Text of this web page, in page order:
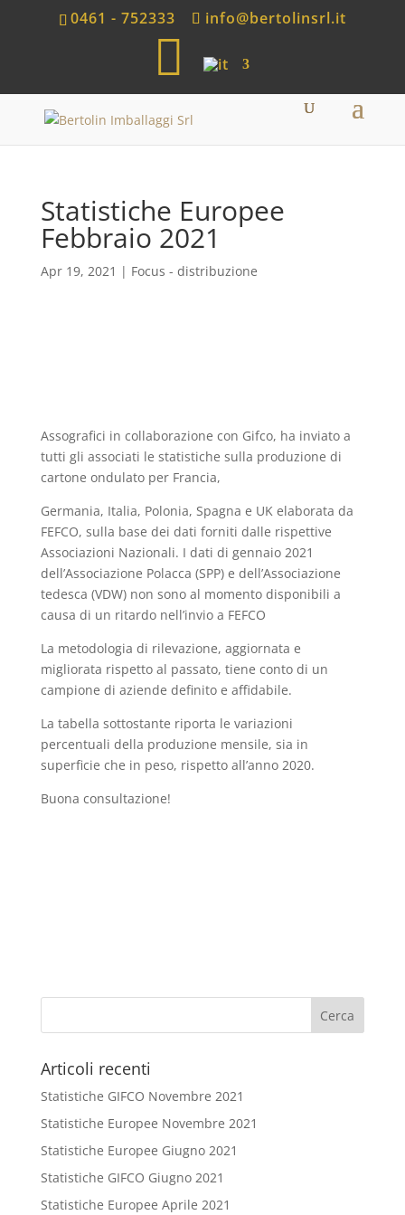
0461 - 752333
info@bertolinsrl.it
h
p
Statistiche Europee
Febbraio 2021
Apr 19, 2021 | Focus - distribuzione
Assografici in collaborazione con Gifco, ha inviato a
tutti gli associati le statistiche sulla produzione di
cartone ondulato per Francia,
Germania, Italia, Polonia, Spagna e UK elaborata da
FEFCO, sulla base dei dati forniti dalle rispettive
Associazioni Nazionali. I dati di gennaio 2021
dell’Associazione Polacca (SPP) e dell’Associazione
tedesca (VDW) non sono al momento disponibili a
causa di un ritardo nell’invio a FEFCO
La metodologia di rilevazione, aggiornata e
migliorata rispetto al passato, tiene conto di un
campione di aziende definito e affidabile.
La tabella sottostante riporta le variazioni
percentuali della produzione mensile, sia in
superficie che in peso, rispetto all’anno 2020.
Buona consultazione!
Articoli recenti
Statistiche GIFCO Novembre 2021
Statistiche Europee Novembre 2021
Statistiche Europee Giugno 2021
Statistiche GIFCO Giugno 2021
Statistiche Europee Aprile 2021